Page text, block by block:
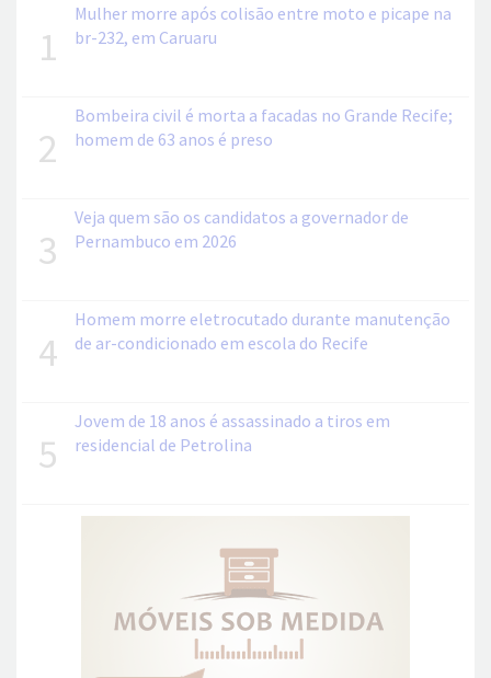
1
Mulher morre após colisão entre moto e picape na
br-232, em Caruaru
2
Bombeira civil é morta a facadas no Grande Recife;
homem de 63 anos é preso
3
Veja quem são os candidatos a governador de
Pernambuco em 2026
4
Homem morre eletrocutado durante manutenção
de ar-condicionado em escola do Recife
5
Jovem de 18 anos é assassinado a tiros em
residencial de Petrolina